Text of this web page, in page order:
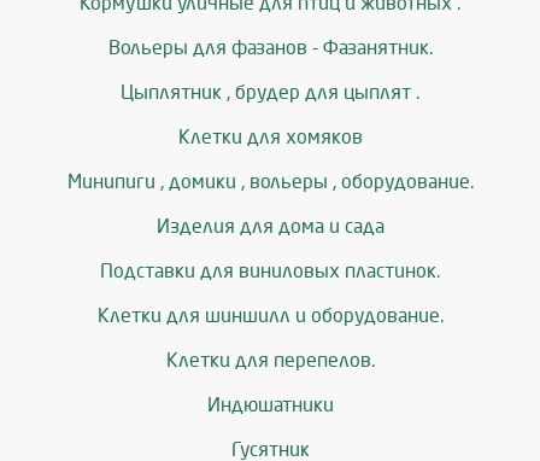
Вольеры для фазанов - Фазанятник.
Цыплятник , брудер для цыплят .
Клетки для хомяков
Минипиги , домики , вольеры , оборудование.
Изделия для дома и сада
Подставки для виниловых пластинок.
Клетки для шиншилл и оборудование.
Клетки для перепелов.
Индюшатники
Гусятник